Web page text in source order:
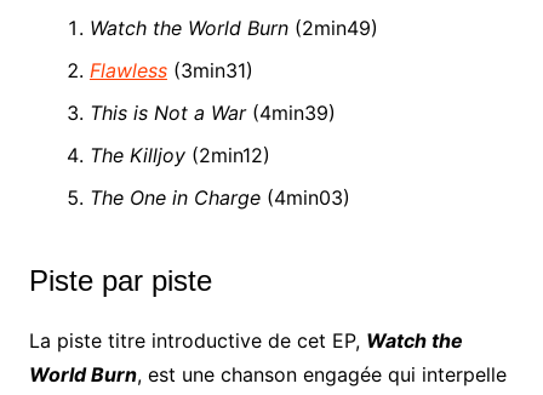
Watch the World Burn(2min49)
Flawless(3min31)
This is Not a War(4min39)
The Killjoy(2min12)
The One in Charge(4min03)
Piste par piste
La piste titre introductive de cet EP, Watch the
World Burn, est une chanson engagée qui interpelle